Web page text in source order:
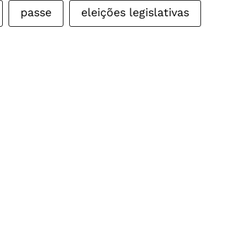
passe eleições legislativas